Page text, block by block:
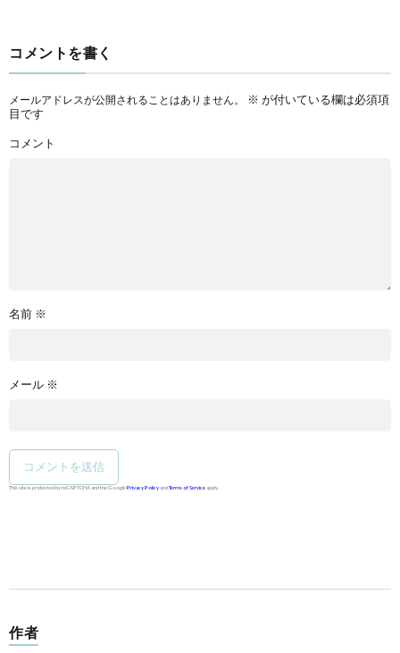
コメントを書く
メールアドレスが公開されることはありません。 ※ が付いている欄は必須項
目です
コメント
名前 ※
メール ※
This site is protected by reCAPTCHA and the GooglePrivacy Policy andTerms of Service apply.
作者